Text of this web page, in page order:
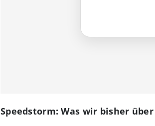
Speedstorm: Was wir bisher